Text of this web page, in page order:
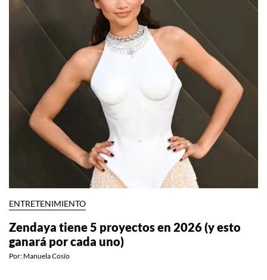
ENTRETENIMIENTO
Zendaya tiene 5 proyectos en 2026 (y esto
ganará por cada uno)
Por: Manuela Cosío